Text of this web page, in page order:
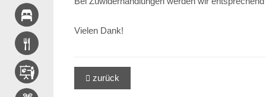
Vielen Dank!
 zurück